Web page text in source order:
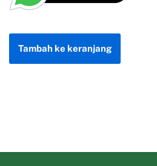
Tambah ke keranjang